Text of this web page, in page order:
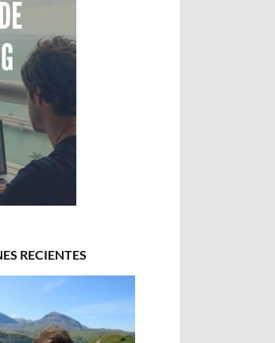
RECIENTES